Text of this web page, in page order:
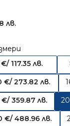
лв.
€/ 117.35 лв.
€/ 273.82 лв.
€/ 359.87 лв.
€/ 488.96 лв.